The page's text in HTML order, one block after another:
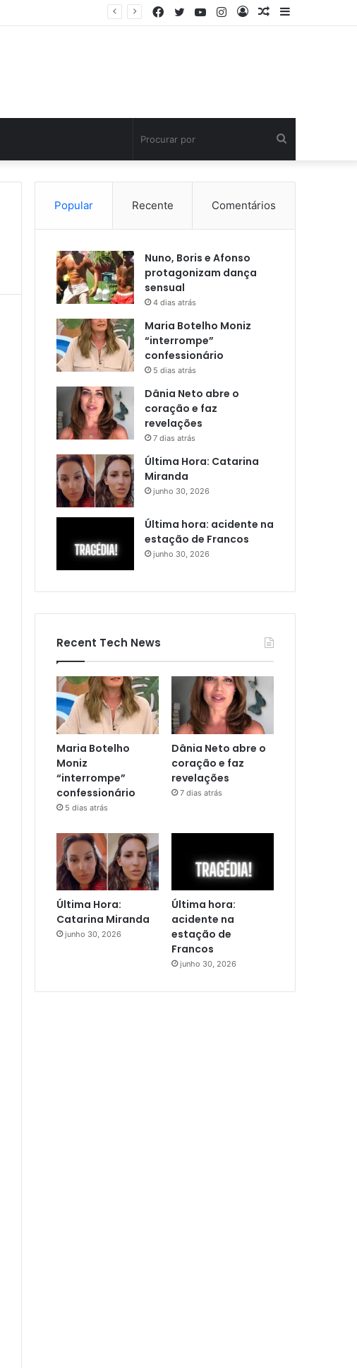
Barra
Artigo
Entrar
Instagram
YouTube
Twitter
Facebook
por
Popular Recente Comentários
Nuno, Boris e Afonso
protagonizam dança
sensual
4 dias atrás
Maria Botelho Moniz
“interrompe”
confessionário
5 dias atrás
Dânia Neto abre o
coração e faz
revelações
7 dias atrás
Última Hora: Catarina
Miranda
junho 30, 2026
Última hora: acidente na
estação de Francos
junho 30, 2026
Recent Tech News
Maria Botelho
Moniz
“interrompe”
confessionário
5 dias atrás
Dânia Neto abre o
coração e faz
revelações
7 dias atrás
Última Hora:
Catarina Miranda
junho 30, 2026
Última hora:
acidente na
estação de
Francos
junho 30, 2026